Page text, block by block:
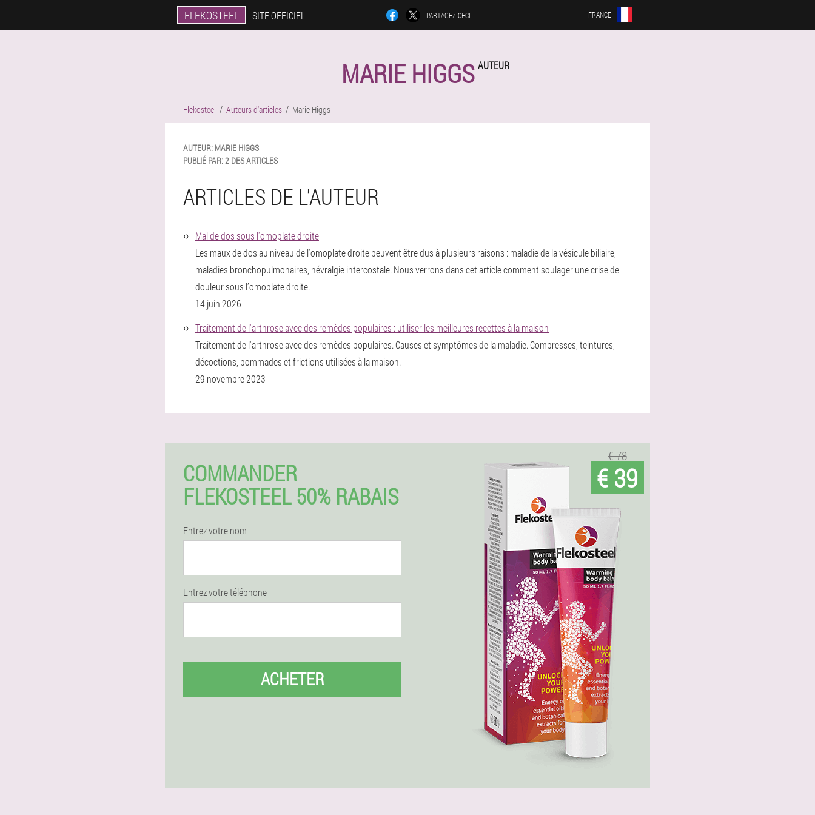
FLEKOSTEEL SITE OFFICIEL PARTAGEZ CECI FRANCE
MARIE HIGGS AUTEUR
Flekosteel Auteurs d'articles Marie Higgs
AUTEUR: MARIE HIGGS
PUBLIÉ PAR:2 DES ARTICLES
ARTICLES DE L'AUTEUR
Mal de dos sous l'omoplate droite
Les maux de dos au niveau de l'omoplate droite peuvent être dus à plusieurs raisons : maladie de la vésicule biliaire,
maladies bronchopulmonaires, névralgie intercostale. Nous verrons dans cet article comment soulager une crise de
douleur sous l’omoplate droite.
14 juin 2026
Traitement de l'arthrose avec des remèdes populaires : utiliser les meilleures recettes à la maison
Traitement de l'arthrose avec des remèdes populaires. Causes et symptômes de la maladie. Compresses, teintures,
décoctions, pommades et frictions utilisées à la maison.
29 novembre 2023
COMMANDER
FLEKOSTEEL 50% RABAIS
Entrez votre nom
Entrez votre téléphone
ACHETER
€ 78
€ 39